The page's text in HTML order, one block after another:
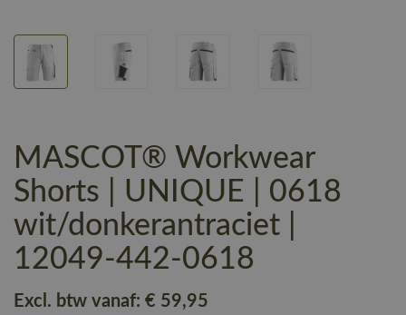
MASCOT® Workwear
Shorts | UNIQUE | 0618
wit/donkerantraciet |
12049-442-0618
Excl. btw vanaf: € 59,95